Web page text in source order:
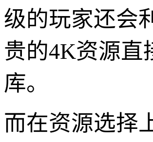
级的玩家还会
贵的4K资源直
库。
而在资源选择